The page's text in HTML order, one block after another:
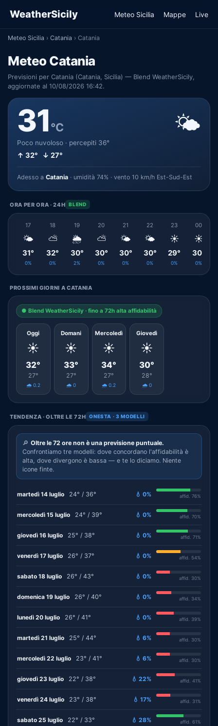
WeatherSicily Meteo Sicilia Mappe Live
Meteo Sicilia › Catania › Catania
Meteo Catania
Previsioni per Catania (Catania, Sicilia) — Blend WeatherSicily,
aggiornate al 10/08/2026 16:42.
31°C
Poco nuvoloso · percepiti 36°
↑ 32° ↓ 27°
🌤️
Adesso a Catania · umidità 74% · vento 10 km/h Est-Sud-Est
ORA PER ORA · 24H BLEND
17
🌤️
31°
0%
18
⛅
32°
0%
19
🌦️
30°
2%
20
⛅
30°
0%
21
🌤️
30°
0%
22
🌤️
30°
0%
23
☀️
29°
0%
00
☀️
30°
0%
PROSSIMI GIORNI A CATANIA
● Blend WeatherSicily · fino a 72h alta affidabilità
Oggi
☀️
32°
27°
🌧️ 0.2
Domani
☀️
33°
27°
🌧️ 0
Mercoledì
☀️
34°
27°
🌧️ 0.2
Giovedì
☀️
30°
28°
🌧️ 0
TENDENZA · OLTRE LE 72H ONESTA · 3 MODELLI
🔎 Oltre le 72 ore non è una previsione puntuale.
Confrontiamo tre modelli: dove concordano l'affidabilità è
alta, dove divergono è bassa — e te lo diciamo. Niente
icone finte.
martedì 14 luglio 24° / 36° 💧 0% affid. 76%
mercoledì 15 luglio 24° / 39° 💧 0% affid. 70%
giovedì 16 luglio 25° / 38° 💧 0% affid. 71%
venerdì 17 luglio 26° / 37° 💧 0% affid. 54%
sabato 18 luglio 26° / 43° 💧 0% affid. 30%
domenica 19 luglio 26° / 40° 💧 0% affid. 34%
lunedì 20 luglio 26° / 41° 💧 0% affid. 39%
martedì 21 luglio 25° / 44° 💧 6% affid. 30%
mercoledì 22 luglio 23° / 41° 💧 6% affid. 30%
giovedì 23 luglio 22° / 38° 💧 22% affid. 41%
venerdì 24 luglio 23° / 38° 💧 17% affid. 31%
sabato 25 luglio 22° / 33° 💧 28% affid. 61%